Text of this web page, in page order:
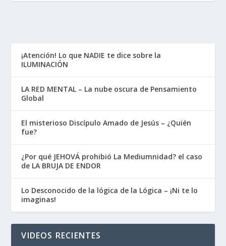
¡Atención! Lo que NADIE te dice sobre la
ILUMINACIÓN
LA RED MENTAL – La nube oscura de Pensamiento
Global
El misterioso Discípulo Amado de Jesús – ¿Quién
fue?
¿Por qué JEHOVÁ prohibió La Mediumnidad? el caso
de LA BRUJA DE ENDOR
Lo Desconocido de la lógica de la Lógica – ¡Ni te lo
imaginas!
VIDEOS RECIENTES